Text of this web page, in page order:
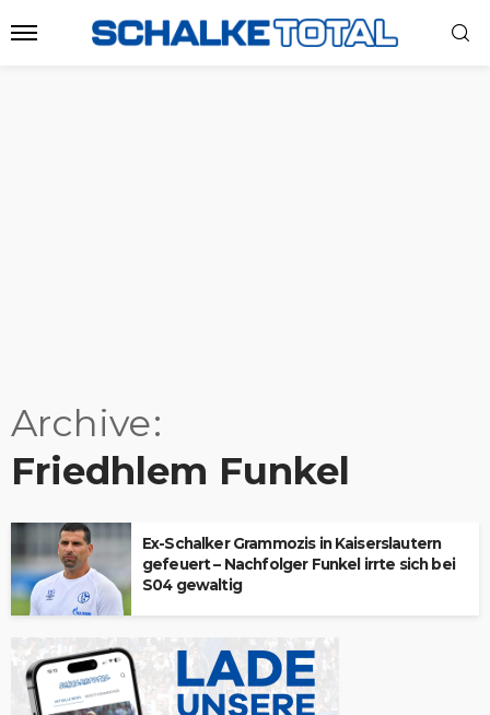
Archive
Friedhlem Funkel
Ex-Schalker Grammozis in Kaiserslautern
gefeuert – Nachfolger Funkel irrte sich bei
S04 gewaltig